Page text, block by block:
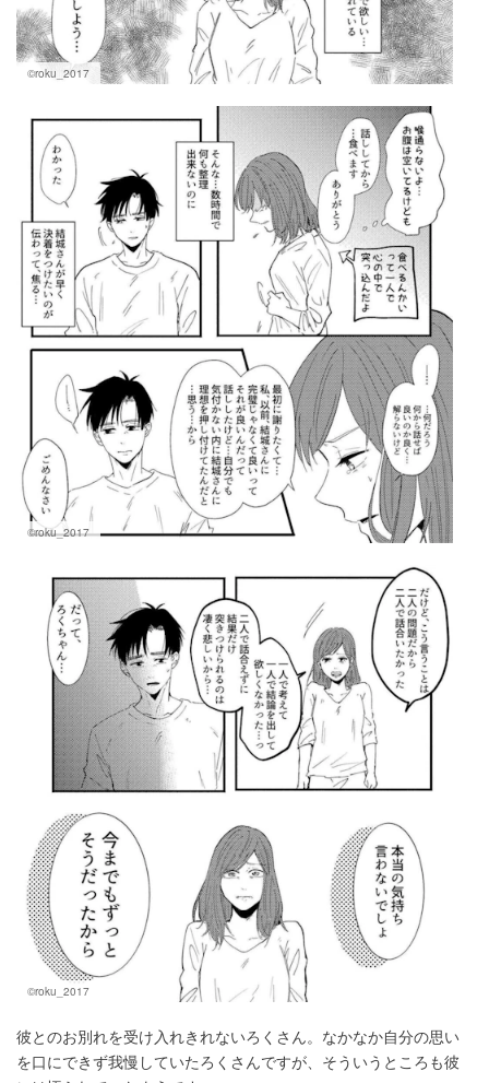
©roku_2017
©roku_2017
©roku_2017
彼とのお別れを受け入れきれないろくさん。なかなか自分の思い
を口にできず我慢していたろくさんですが、そういうところも彼